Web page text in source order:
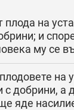
плода на
и
му се
на
с добрини, а
яде